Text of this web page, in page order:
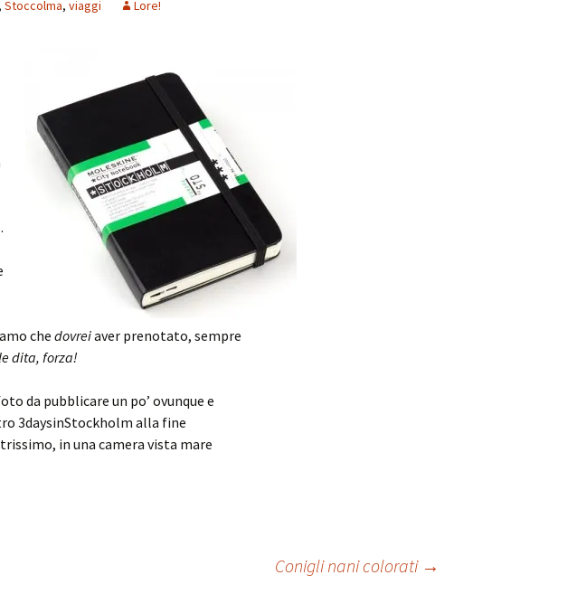
, Stoccolma, viaggi Lore!
chedovreiaver prenotato, sempre
dita, forza!
da pubblicare un po’ ovunque e
3daysinStockholm alla fine
in una camera vista mare
Conigli nani colorati →